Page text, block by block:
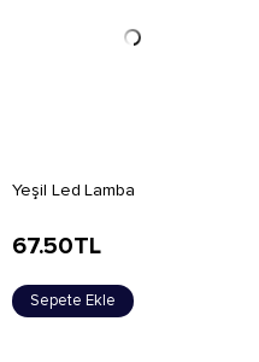
Yeşil Led Lamba
67.50TL
Sepete Ekle